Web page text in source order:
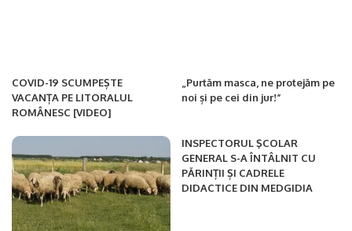
COVID-19 SCUMPEȘTE
VACANȚA PE LITORALUL
ROMÂNESC [VIDEO]
„Purtăm masca, ne protejăm pe
noi și pe cei din jur!”
INSPECTORUL ŞCOLAR
GENERAL S-A ÎNTÂLNIT CU
PĂRINȚII ȘI CADRELE
DIDACTICE DIN MEDGIDIA